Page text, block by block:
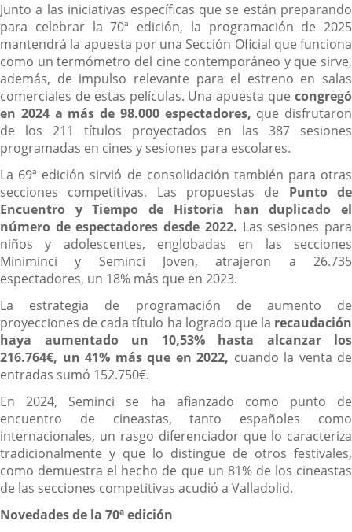
Junto a las iniciativas específicas que se están preparando
para celebrar la 70ª edición, la programación de 2025
mantendrá la apuesta por una Sección Oficial que funciona
como un termómetro del cine contemporáneo y que sirve,
además, de impulso relevante para el estreno en salas
comerciales de estas películas. Una apuesta que congregó
en 2024 a más de 98.000 espectadores, que disfrutaron
de los 211 títulos proyectados en las 387 sesiones
programadas en cines y sesiones para escolares.
La 69ª edición sirvió de consolidación también para otras
secciones competitivas. Las propuestas de Punto de
Encuentro y Tiempo de Historia han duplicado el
número de espectadores desde 2022. Las sesiones para
niños y adolescentes, englobadas en las secciones
Miniminci y Seminci Joven, atrajeron a 26.735
espectadores, un 18% más que en 2023.
La estrategia de programación de aumento de
proyecciones de cada título ha logrado que la recaudación
haya aumentado un 10,53% hasta alcanzar los
216.764€, un 41% más que en 2022, cuando la venta de
entradas sumó 152.750€.
En 2024, Seminci se ha afianzado como punto de
encuentro de cineastas, tanto españoles como
internacionales, un rasgo diferenciador que lo caracteriza
tradicionalmente y que lo distingue de otros festivales,
como demuestra el hecho de que un 81% de los cineastas
de las secciones competitivas acudió a Valladolid.
Novedades de la 70ª edición